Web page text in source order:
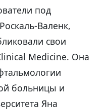
под
Валенк,
свои
Medicine. Она
больницы и
Яна